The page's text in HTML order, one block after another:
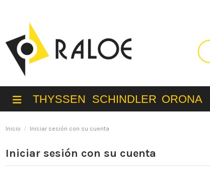
THYSSEN SCHINDLER ORONA
Inicio Iniciar sesión con su cuenta
Iniciar sesión con su cuenta